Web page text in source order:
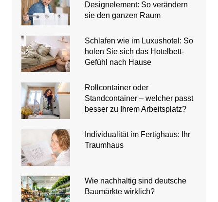
Designelement: So verändern
sie den ganzen Raum
Schlafen wie im Luxushotel: So
holen Sie sich das Hotelbett-
Gefühl nach Hause
Rollcontainer oder
Standcontainer – welcher passt
besser zu Ihrem Arbeitsplatz?
Individualität im Fertighaus: Ihr
Traumhaus
Wie nachhaltig sind deutsche
Baumärkte wirklich?